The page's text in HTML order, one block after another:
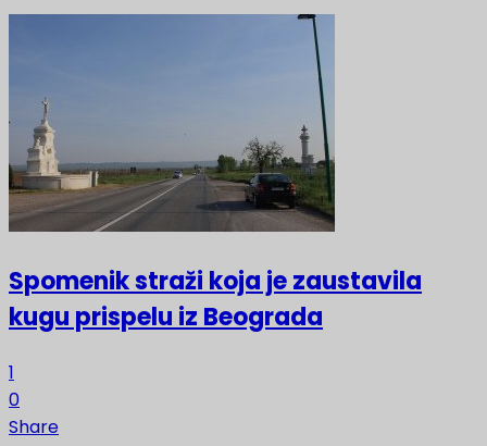
Spomenik straži koja je zaustavila
kugu prispelu iz Beograda
1
0
Share